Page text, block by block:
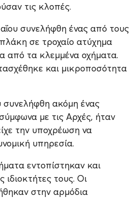
τις κλοπές.
συνελήφθη ένας από τους
σε τροχαίο ατύχημα
από τα κλεμμένα οχήματα.
και μικροποσότητα
ακόμη ένας
με τις Αρχές, ήταν
την υποχρέωση να
υπηρεσία.
εντοπίστηκαν και
τους. Οι
στην αρμόδια